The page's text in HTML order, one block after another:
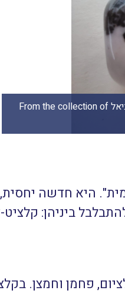
קלציט זברה בחלוק. מהאוסף של מיכל ביאל From the collection of
היא חדשה
פחמן וחמצן.